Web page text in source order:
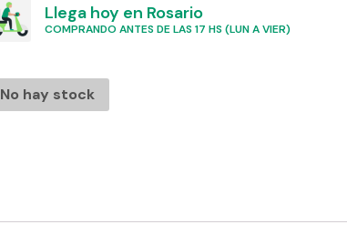
Llega hoy en Rosario
COMPRANDO ANTES DE LAS 17 HS (LUN A VIER)
No hay stock